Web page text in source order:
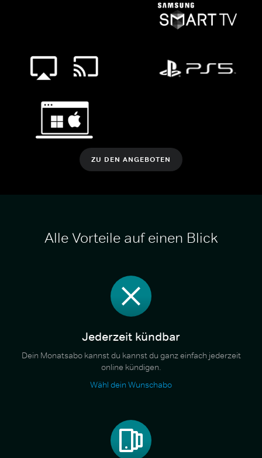
ZU DEN ANGEBOTEN
Alle Vorteile auf einen Blick
Jederzeit kündbar
Dein Monatsabo kannst du kannst du ganz einfach jederzeit
online kündigen.
Wähl dein Wunschabo